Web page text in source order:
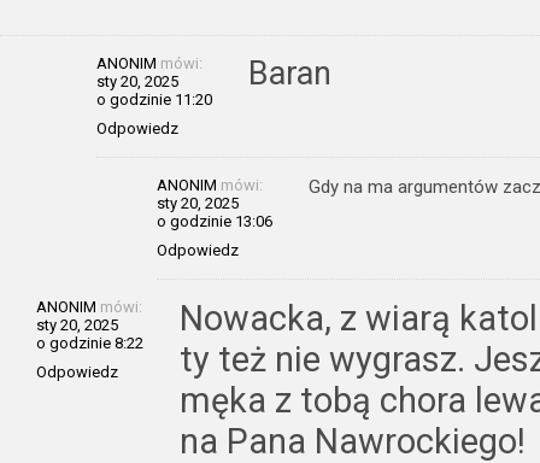
ANONIM mówi:
sty 20, 2025
o godzinie 11:20
Odpowiedz
Baran
ANONIM mówi:
sty 20, 2025
o godzinie 13:06
Odpowiedz
Gdy na ma argumentów
ANONIM mówi:
sty 20, 2025
o godzinie 8:22
Odpowiedz
Nowacka, z wiarą
ty też nie wygrasz.
męka z tobą chora
na Pana Nawrockiego!